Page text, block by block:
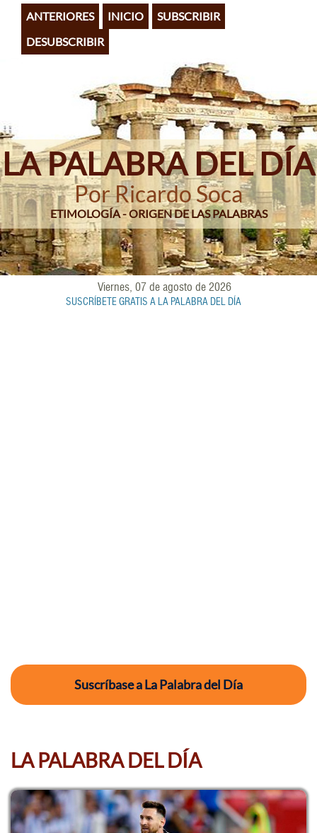
Pasar
contenido
principal
ANTERIORES INICIO
SUBSCRIBIR
DESUBSCRIBIR
LA PALABRA DEL DÍA
Por Ricardo Soca
ETIMOLOGÍA - ORIGEN DE LAS PALABRAS
Viernes, 07 de agosto de 2026
SUSCRÍBETE GRATIS A LA PALABRA DEL DÍA
Suscríbase a La Palabra del Día
LA PALABRA DEL DÍA